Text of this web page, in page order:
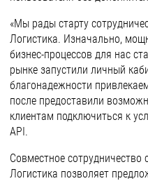
«Мы рады старту
Логистика. Изначально,
бизнес-процессов для нас
рынке запустили личный
благонадежности
после предоставили
клиентам подключиться к
API.
Совместное сотрудничество
Логистика позволяет